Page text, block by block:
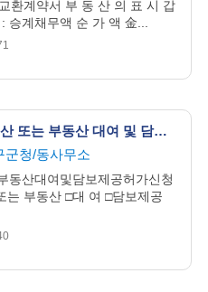
환계약서 부 동 산 의 표 시 갑
승계채무액 순 가 액 金...
전통 사찰의 동산 또는 부동산 대여 및 담보 제공 허가 신청서
군청/동사무소
동산대여및담보제공허가신청
는 부동산 □대 여 □담보제공